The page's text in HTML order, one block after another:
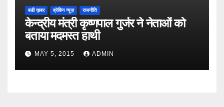
बडी ख़बर ब्रेकिंग न्यूज़ राजनीति
केन्द्रीय मंत्री कृष्णपाल गुर्जर ने नेताओं को
बताया मदमस्त हाथी
MAY 5, 2015 ADMIN